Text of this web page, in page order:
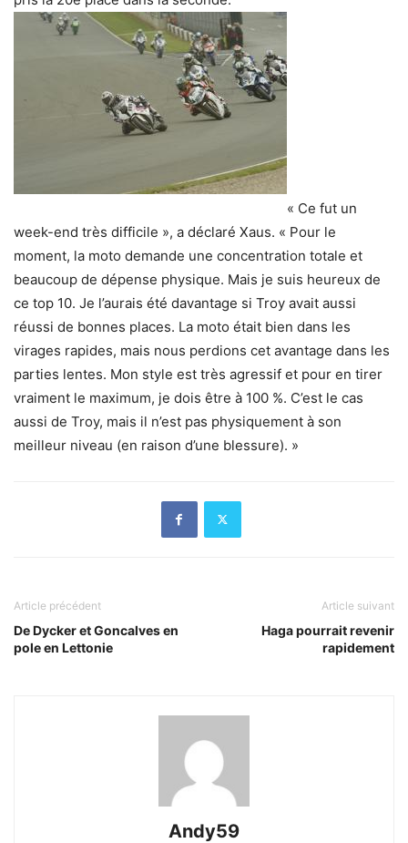
« Ce fut un
week-end très difficile », a déclaré Xaus. « Pour le
moment, la moto demande une concentration totale et
beaucoup de dépense physique. Mais je suis heureux de
ce top 10. Je l’aurais été davantage si Troy avait aussi
réussi de bonnes places. La moto était bien dans les
virages rapides, mais nous perdions cet avantage dans les
parties lentes. Mon style est très agressif et pour en tirer
vraiment le maximum, je dois être à 100 %. C’est le cas
aussi de Troy, mais il n’est pas physiquement à son
meilleur niveau (en raison d’une blessure). »
Article précédent
De Dycker et Goncalves en
pole en Lettonie
Article suivant
Haga pourrait revenir
rapidement
Andy59